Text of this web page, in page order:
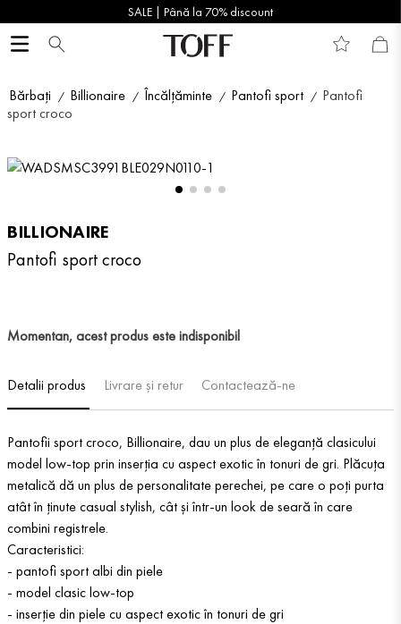
SALE | Până la 70% discount
Bărbați Billionaire Încălțăminte Pantofi sport
Pantofi
sport croco
BILLIONAIRE
Pantofi sport croco
Momentan, acest produs este indisponibil
Detalii produs Livrare și retur Contactează-ne
Pantofii sport croco, Billionaire, dau un plus de eleganță clasicului
model low-top prin inserția cu aspect exotic în tonuri de gri. Plăcuța
metalică dă un plus de personalitate perechei, pe care o poți purta
atât în ținute casual stylish, cât și într-un look de seară în care
combini registrele.
Caracteristici:
- pantofi sport albi din piele
- model clasic low-top
- inserție din piele cu aspect exotic în tonuri de gri